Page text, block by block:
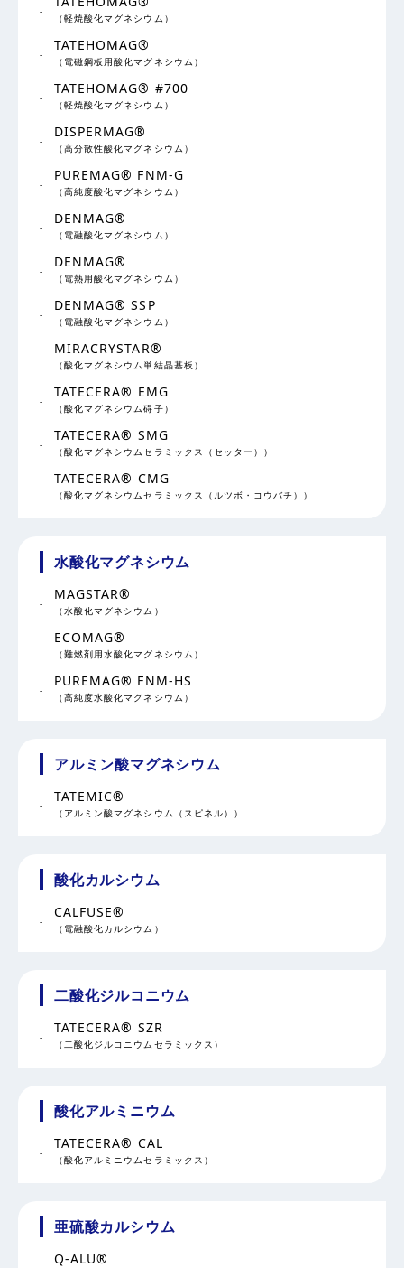
（軽焼酸化マグネシウム）
TATEHOMAG®
（電磁鋼板用酸化マグネシウム）
TATEHOMAG® #700
（軽焼酸化マグネシウム）
DISPERMAG®
（高分散性酸化マグネシウム）
PUREMAG® FNM-G
（高純度酸化マグネシウム）
DENMAG®
（電融酸化マグネシウム）
DENMAG®
（電熱用酸化マグネシウム）
DENMAG® SSP
（電融酸化マグネシウム）
MIRACRYSTAR®
（酸化マグネシウム単結晶基板）
TATECERA® EMG
（酸化マグネシウム碍子）
TATECERA® SMG
（酸化マグネシウムセラミックス（セッター））
TATECERA® CMG
（酸化マグネシウムセラミックス（ルツボ・コウバチ））
水酸化マグネシウム
MAGSTAR®
（水酸化マグネシウム）
ECOMAG®
（難燃剤用水酸化マグネシウム）
PUREMAG® FNM-HS
（高純度水酸化マグネシウム）
アルミン酸マグネシウム
TATEMIC®
（アルミン酸マグネシウム（スピネル））
酸化カルシウム
CALFUSE®
（電融酸化カルシウム）
二酸化ジルコニウム
TATECERA® SZR
（二酸化ジルコニウムセラミックス）
酸化アルミニウム
TATECERA® CAL
（酸化アルミニウムセラミックス）
亜硫酸カルシウム
Q-ALU®